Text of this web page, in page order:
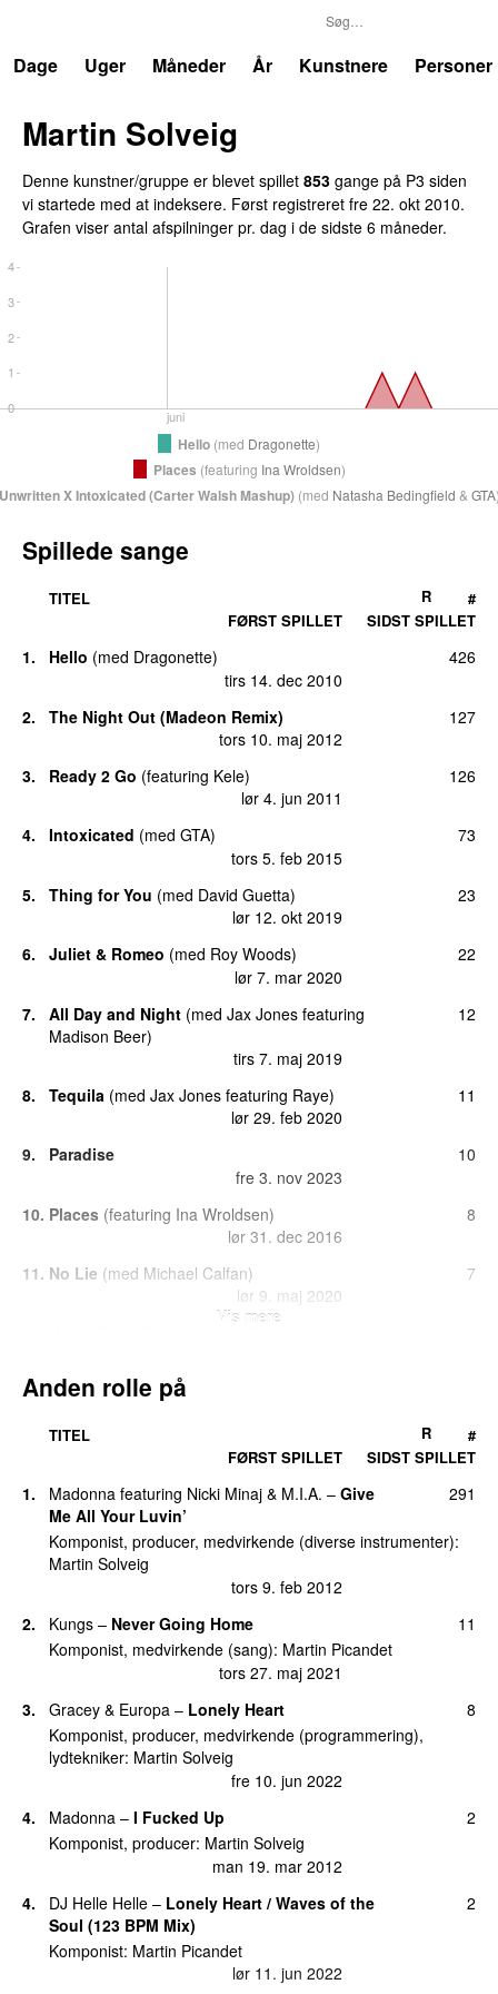
Dage
Uger Måneder År Kunstnere Personer
Martin Solveig
Denne kunstner/gruppe er blevet spillet 853 gange på P3 siden
vi startede med at indeksere. Først registreret fre 22. okt 2010.
Grafen viser antal afspilninger pr. dag i de sidste 6 måneder.
juni
0
1
2
3
4
Hello (med Dragonette)
Places (featuring Ina Wroldsen)
X Intoxicated (Carter Walsh Mashup)(med Natasha Bedingfield & GTA
Spillede sange
TITEL
FØRST SPILLET
SIDST SPILLET
R #
1. Hello (med Dragonette)
tirs 14. dec 2010
426
2.
The Night Out (Madeon Remix)
tors 10. maj 2012
127
3. Ready 2 Go (featuring Kele)
lør 4. jun 2011
126
4. Intoxicated (med GTA)
tors 5. feb 2015
73
5. Thing for You (med David Guetta)
lør 12. okt 2019
23
6. Juliet & Romeo (med Roy Woods)
lør 7. mar 2020
22
7. All Day and Night (med Jax Jones featuring
Madison Beer)
tirs 7. maj 2019
12
8. Tequila (med Jax Jones featuring Raye)
lør 29. feb 2020
11
9.
Paradise
fre 3. nov 2023
10
10. Places (featuring Ina Wroldsen)
lør 31. dec 2016
8
11. No Lie (med Michael Calfan)
lør 9. maj 2020
7
13. Allo Allo (med Raphaella
Unwritten X Intoxicated (Carter Walsh
fre 17. apr 2026
2
Everybody UU
Vis mere
Anden rolle på
TITEL
FØRST SPILLET
SIDST SPILLET
R #
1. Madonna featuring Nicki Minaj & M.I.A. – Give
Me All Your Luvin’
tors 9. feb 2012
291
Komponist, producer, medvirkende (diverse instrumenter):
Martin Solveig
2. Kungs – Never Going Home
tors 27. maj 2021
11
Komponist, medvirkende (sang): Martin Picandet
3. Gracey & Europa – Lonely Heart
fre 10. jun 2022
8
Komponist, producer, medvirkende (programmering),
lydtekniker: Martin Solveig
4. Madonna – I Fucked Up
man 19. mar 2012
2
Komponist, producer: Martin Solveig
4. DJ Helle Helle – Lonely Heart / Waves of the
Soul (123 BPM Mix)
lør 11. jun 2022
2
Komponist: Martin Picandet